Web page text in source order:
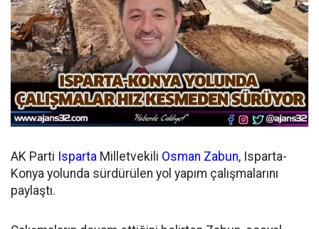
AK Parti Isparta Milletvekili Osman Zabun, Isparta-
Konya yolunda sürdürülen yol yapım çalışmalarını
paylaştı.